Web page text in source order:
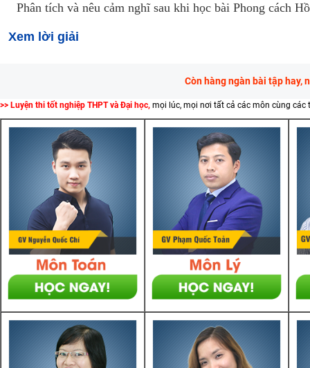
Phân tích và nêu cảm nghĩ sau khi học bài Phong cách
Xem lời giải
Còn hàng ngàn bài tập hay,
>> Luyện thi tốt nghiệp THPT và Đại học, mọi lúc, mọi nơi tất cả các môn cùng các